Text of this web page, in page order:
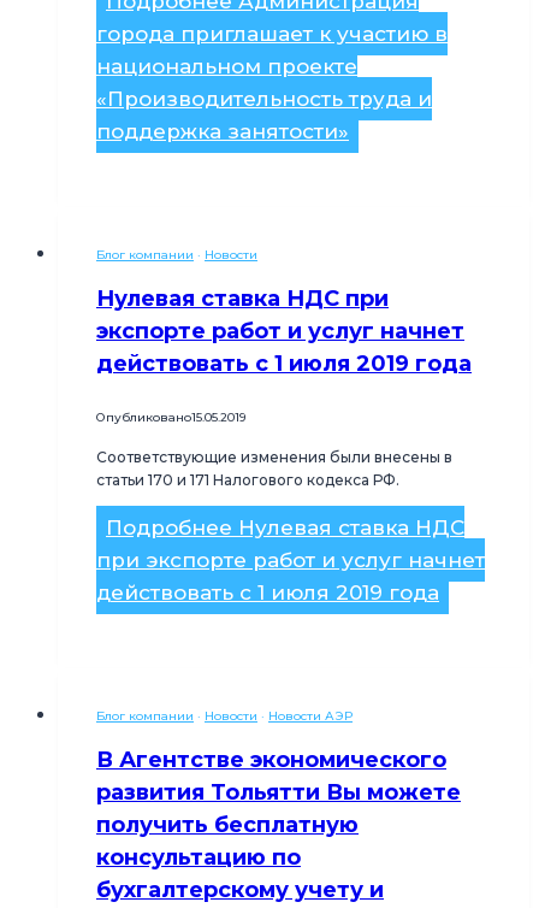
города приглашает к участию в
национальном проекте
«Производительность труда и
поддержка занятости»
Блог компании · Новости
Нулевая ставка НДС при
экспорте работ и услуг начнет
действовать с 1 июля 2019 года
Опубликовано15.05.2019
Соответствующие изменения были внесены в
статьи 170 и 171 Налогового кодекса РФ.
Подробнее Нулевая ставка НДС
при экспорте работ и услуг начнет
действовать с 1 июля 2019 года
Блог компании · Новости · Новости АЭР
В Агентстве экономического
развития Тольятти Вы можете
получить бесплатную
консультацию по
бухгалтерскому учету и